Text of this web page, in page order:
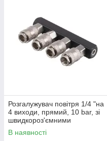
Розгалужувач повітря 1/4 "на
4 виходи, прямий, 10 bar, зі
швидкороз'ємними
з'єднаннями INTERTOOL PT-
1856
В наявності